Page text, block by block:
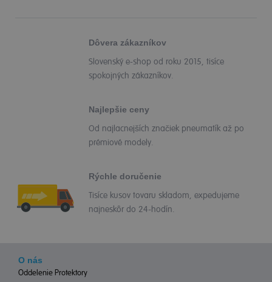
Dôvera zákazníkov
Slovenský e-shop od roku 2015, tisíce
spokojných zákazníkov.
Najlepšie ceny
Od najlacnejších značiek pneumatík až po
prémiové modely.
Rýchle doručenie
Tisíce kusov tovaru skladom, expedujeme
najneskôr do 24-hodín.
O nás
Oddelenie Protektory